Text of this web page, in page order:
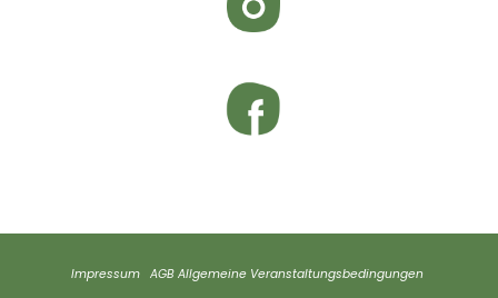
Impressum AGB Allgemeine Veranstaltungsbedingungen